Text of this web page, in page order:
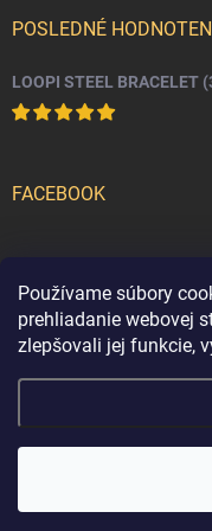
Používame súbory
prehliadanie webovej
zlepšovali jej funkcie,
POSLEDNÉ
LOOPI STEEL BRACELET
FACEBOOK
PRIJÍMAME ONLINE